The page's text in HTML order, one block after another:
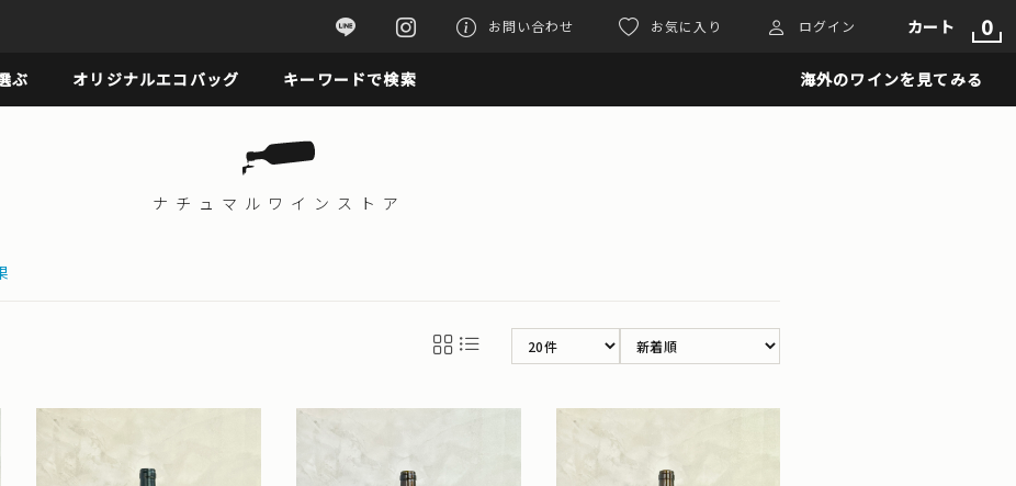
お問い合わせ お気に入り ログイン カート 0
ぶ オリジナルエコバッグ キーワードで検索 海外のワインを見てみる
ナチュマル ワインストア